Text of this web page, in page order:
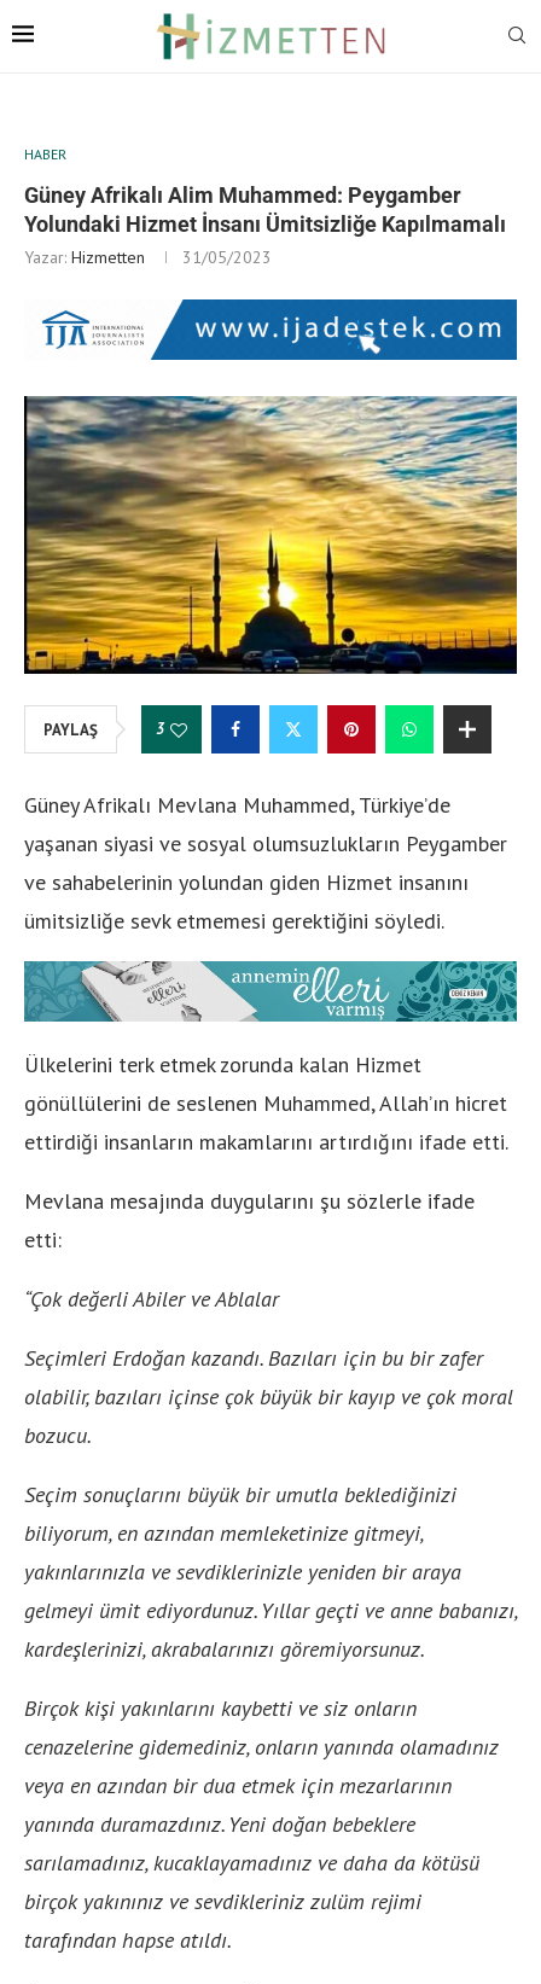
HABER
Güney Afrikalı Alim Muhammed: Peygamber
Yolundaki Hizmet İnsanı Ümitsizliğe Kapılmamalı
Yazar: Hizmetten 31/05/2023
PAYLAŞ 3
Güney Afrikalı Mevlana Muhammed, Türkiye’de
yaşanan siyasi ve sosyal olumsuzlukların Peygamber
ve sahabelerinin yolundan giden Hizmet insanını
ümitsizliğe sevk etmemesi gerektiğini söyledi.
Ülkelerini terk etmek zorunda kalan Hizmet
gönüllülerini de seslenen Muhammed, Allah’ın hicret
ettirdiği insanların makamlarını artırdığını ifade etti.
Mevlana mesajında duygularını şu sözlerle ifade
etti:
“Çok değerli Abiler ve Ablalar
Seçimleri Erdoğan kazandı. Bazıları için bu bir zafer
olabilir, bazıları içinse çok büyük bir kayıp ve çok moral
bozucu.
Seçim sonuçlarını büyük bir umutla beklediğinizi
biliyorum, en azından memleketinize gitmeyi,
yakınlarınızla ve sevdiklerinizle yeniden bir araya
gelmeyi ümit ediyordunuz. Yıllar geçti ve anne babanızı,
kardeşlerinizi, akrabalarınızı göremiyorsunuz.
Birçok kişi yakınlarını kaybetti ve siz onların
cenazelerine gidemediniz, onların yanında olamadınız
veya en azından bir dua etmek için mezarlarının
yanında duramazdınız. Yeni doğan bebeklere
sarılamadınız, kucaklayamadınız ve daha da kötüsü
birçok yakınınız ve sevdikleriniz zulüm rejimi
tarafından hapse atıldı.